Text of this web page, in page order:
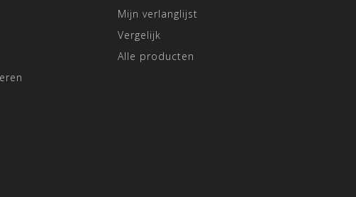
Mijn verlanglijst
Vergelijk
Alle producten